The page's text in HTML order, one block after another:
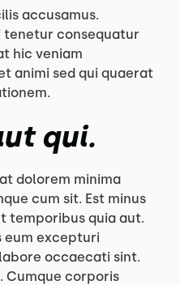
accusamus.
tenetur consequatur
hic veniam
animi sed qui quaerat
qui.
dolorem minima
cum sit. Est minus
temporibus quia aut.
eum excepturi
occaecati sint.
Cumque corporis